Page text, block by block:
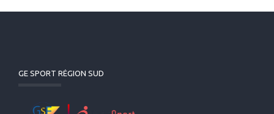
GE SPORT RÉGION SUD